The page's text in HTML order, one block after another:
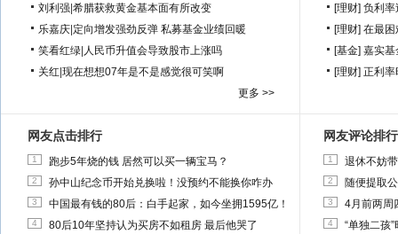
刘利强 希腊获救黄金基本面有所改变
乐嘉庆 定向增发强劲反弹 私募基金业绩回暖
笑看红绿 人民币升值会导致股市上涨吗
关红 现在想想07年是不是感觉很可笑啊
更多 >>
[理财] 负利率
[理财] 在最困
[基金] 嘉实基
[理财] 正利率
网友点击排行
1 跑步5年烧的钱 居然可以买一辆宝马？
2 孙中山纪念币开始兑换啦！没预约不能换你咋办
3 中国最有钱的80后：白手起家，如今坐拥1595亿！
4 80后10年坚持认为买房不如租房 最后他哭了
网友评论排行
1 退休不妨
2 随便提取
3 4月前两周
4 “单独二孩